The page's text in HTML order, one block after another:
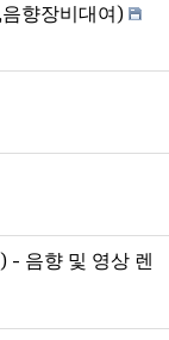
향장비대여)
- 음향 및 영상 렌